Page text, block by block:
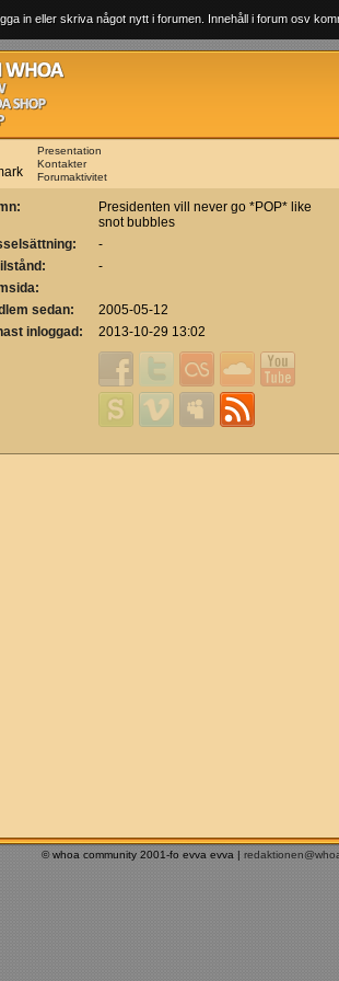
in eller skriva något nytt i forumen. Innehåll i forum osv
Presentation
Kontakter
Forumaktivitet
Presidenten vill never go *POP* like
snot bubbles
-
-
sedan:
2005-05-12
inloggad:
2013-10-29 13:02
© whoa community 2001-fo evva evva |